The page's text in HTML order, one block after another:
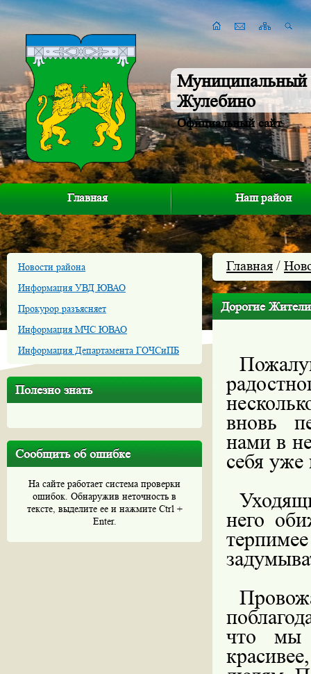
Муниципальный
Жулебино
Официальный сайт
Главная Наш район
Новости района
Информация УВД ЮВАО
Прокурор разъясняет
Информация МЧС ЮВАО
Информация Департамента ГОЧСиПБ
Полезно знать
Сообщить об ошибке
На сайте работает система проверки
ошибок. Обнаружив неточность в
тексте, выделите ее и нажмите Ctrl +
Enter.
Главная /
Дорогие
вновь
нами в
себя
него
что мы